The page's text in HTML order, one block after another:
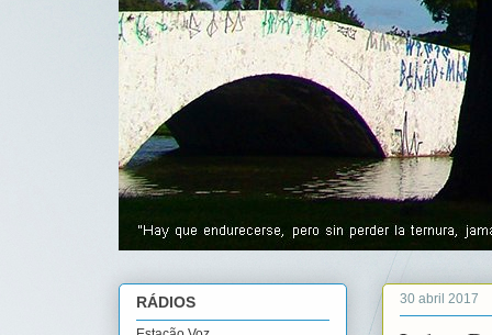
30 abril 2017
RÁDIOS